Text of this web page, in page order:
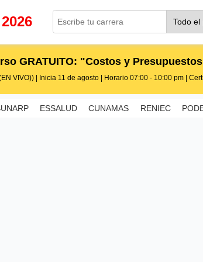
GRATUITO: "Costos y
VIVO)) | Inicia 11 de agosto | Horario 07:00 - 10:00 pm |
ESSALUD CUNAMAS RENIEC